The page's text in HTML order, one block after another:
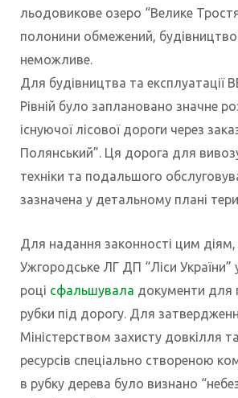
льодовикове озеро “Велике
полонини обмежений,
неможливе.
Для будівництва та експлуатації
Рівній було заплановано значне
існуючої лісової дороги через
Полянський”. Ця дорога для
техніки та подальшого
зазначена у детальному плані
Для надання законності цим діям,
Ужгородське ЛГ ДП “Ліси України”
році сфальшувала документи для
рубки під дорогу. Для
Міністерством захисту довкілля
ресурсів спеціально створеною
в рубку дерева було визнано